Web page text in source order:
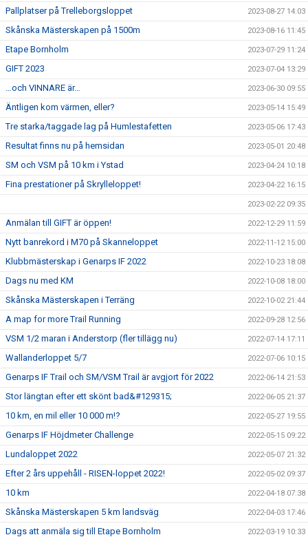
Pallplatser på Trelleborgsloppet 2023-08-27 14:03
Skånska Mästerskapen på 1500m 2023-08-16 11:45
Etape Bornholm 2023-07-29 11:24
GIFT 2023 2023-07-04 13:29
…och VINNARE är… 2023-06-30 09:55
Äntligen kom värmen, eller? 2023-05-14 15:49
Tre starka/taggade lag på Humlestafetten 2023-05-06 17:43
Resultat finns nu på hemsidan 2023-05-01 20:48
SM och VSM på 10 km i Ystad 2023-04-24 10:18
Fina prestationer på Skrylleloppet! 2023-04-22 16:15
2023-02-22 09:35
Anmälan till GIFT är öppen! 2022-12-29 11:59
Nytt banrekord i M70 på Skanneloppet 2022-11-12 15:00
Klubbmästerskap i Genarps IF 2022 2022-10-23 18:08
Dags nu med KM 2022-10-08 18:00
Skånska Mästerskapen i Terräng 2022-10-02 21:44
A map for more Trail Running 2022-09-28 12:56
VSM 1/2 maran i Anderstorp (fler tillägg nu) 2022-07-14 17:11
Wallanderloppet 5/7 2022-07-06 10:15
Genarps IF Trail och SM/VSM Trail är avgjort för 2022 2022-06-14 21:53
Stor längtan efter ett skönt bad&#129315; 2022-06-05 21:37
10 km, en mil eller 10 000 m!? 2022-05-27 19:55
Genarps IF Höjdmeter Challenge 2022-05-15 09:22
Lundaloppet 2022 2022-05-07 21:32
Efter 2 års uppehåll - RISEN-loppet 2022! 2022-05-02 09:37
10 km 2022-04-18 07:38
Skånska Mästerskapen 5 km landsväg 2022-04-03 17:46
Dags att anmäla sig till Etape Bornholm 2022-03-19 10:33